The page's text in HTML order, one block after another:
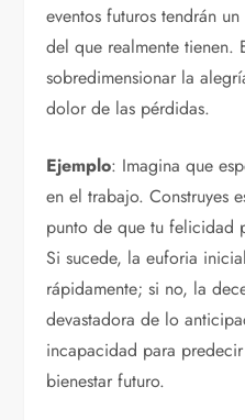
eventos futuros tendrán
del que realmente tienen.
sobredimensionar la
dolor de las pérdidas.
Ejemplo: Imagina que
en el trabajo. Construyes
punto de que tu felicidad
Si sucede, la euforia
rápidamente; si no, la
devastadora de lo
incapacidad para
bienestar futuro.